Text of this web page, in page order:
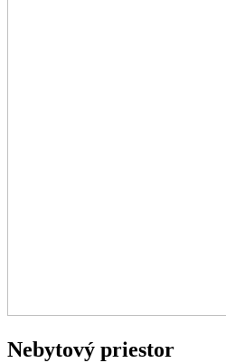
Nebytový priestor